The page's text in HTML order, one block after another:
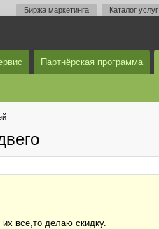
Биржа маркетинга Каталог услуг
Партнёрская программа
все,то делаю скидку.